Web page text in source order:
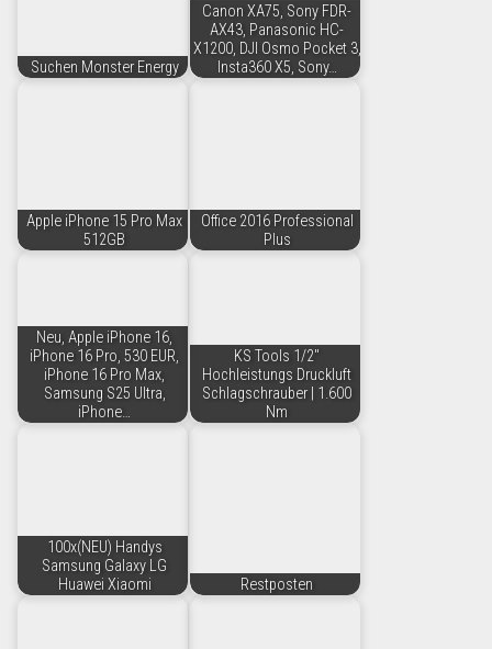
Suchen Monster Energy
Canon XA75, Sony FDR-
AX43, Panasonic HC-
X1200, DJI Osmo Pocket 3,
Insta360 X5, Sony…
Apple iPhone 15 Pro Max
512GB
Office 2016 Professional
Plus
Neu, Apple iPhone 16,
iPhone 16 Pro, 530 EUR,
iPhone 16 Pro Max,
Samsung S25 Ultra,
iPhone…
KS Tools 1/2"
Hochleistungs Druckluft
Schlagschrauber | 1.600
Nm
100x(NEU) Handys
Samsung Galaxy LG
Huawei Xiaomi
Restposten